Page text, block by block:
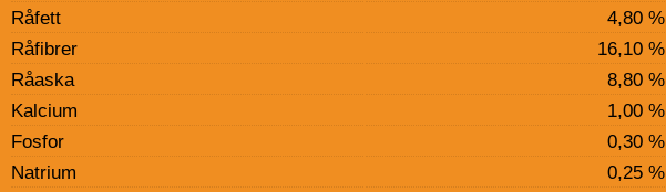
Råfett
4,80 %
Råfibrer
16,10 %
Råaska
8,80 %
Kalcium
1,00 %
Fosfor
0,30 %
Natrium
0,25 %